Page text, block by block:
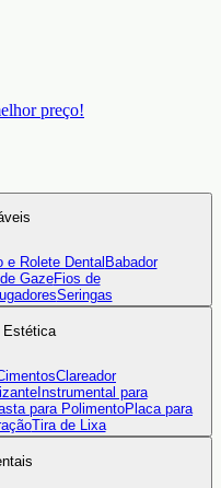
preço!
e Rolete Dental Babador
GazeFios de
Seringas
Estética
Clareador
Instrumental para
para PolimentoPlaca para
Tira de Lixa